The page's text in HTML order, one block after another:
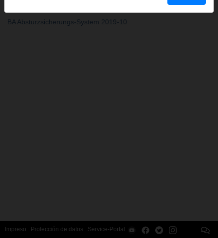
BA Absturzsicherungs-System 2019-10
Impreso Protección de datos Service-Portal